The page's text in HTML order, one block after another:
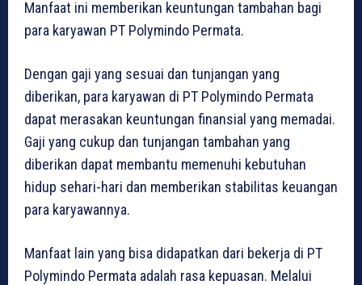
Manfaat ini memberikan keuntungan tambahan bagi
para karyawan PT Polymindo Permata.
Dengan gaji yang sesuai dan tunjangan yang
diberikan, para karyawan di PT Polymindo Permata
dapat merasakan keuntungan finansial yang memadai.
Gaji yang cukup dan tunjangan tambahan yang
diberikan dapat membantu memenuhi kebutuhan
hidup sehari-hari dan memberikan stabilitas keuangan
para karyawannya.
Manfaat lain yang bisa didapatkan dari bekerja di PT
Polymindo Permata adalah rasa kepuasan. Melalui